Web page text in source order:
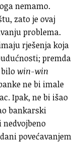
nemamo.
zato je ovaj
problema.
rješenja koja
premda
win-win
ne bi imale
Ipak, ne bi išao
bankarski
povećavanjem